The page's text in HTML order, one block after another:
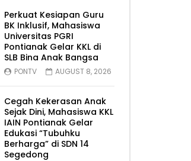
Perkuat Kesiapan Guru
BK Inklusif, Mahasiswa
Universitas PGRI
Pontianak Gelar KKL di
SLB Bina Anak Bangsa
PONTV AUGUST 8, 2026
Cegah Kekerasan Anak
Sejak Dini, Mahasiswa KKL
IAIN Pontianak Gelar
Edukasi “Tubuhku
Berharga” di SDN 14
Segedong